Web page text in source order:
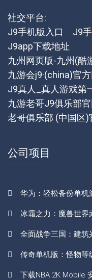
社交平台:
J9手机版入口
J9
J9app下载地址
九州网页版-九州(酷
九游会j9·(china)官
J9真人_真人游戏第
九游老哥J9俱乐部
老哥俱乐部 (中国区
公司项目
华为：轻松备份单机
冰霜之力：魔兽世
全面战争三国：建筑
传奇单机版：怪物等
下载NBA 2K Mobile